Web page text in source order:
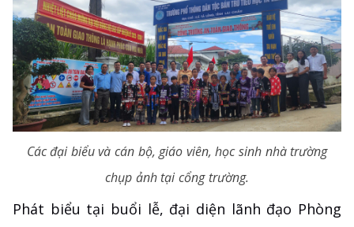
Các đại biểu và cán bộ, giáo viên, học sinh nhà trường
chụp ảnh tại cổng trường.
Phát biểu tại buổi lễ, đại diện lãnh đạo Phòng